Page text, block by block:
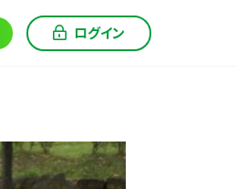
ログイン